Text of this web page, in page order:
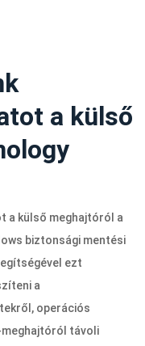
a külső
a külső meghajtóról a
biztonsági mentési
ezt
a
operációs
távoli